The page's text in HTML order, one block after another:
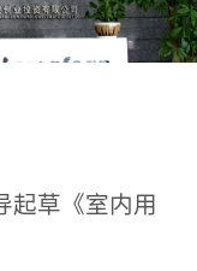
的系统抗干扰技术
专利技术和专有技
十多年技术积累
践的结晶。
起草《室内用
规程》 正式